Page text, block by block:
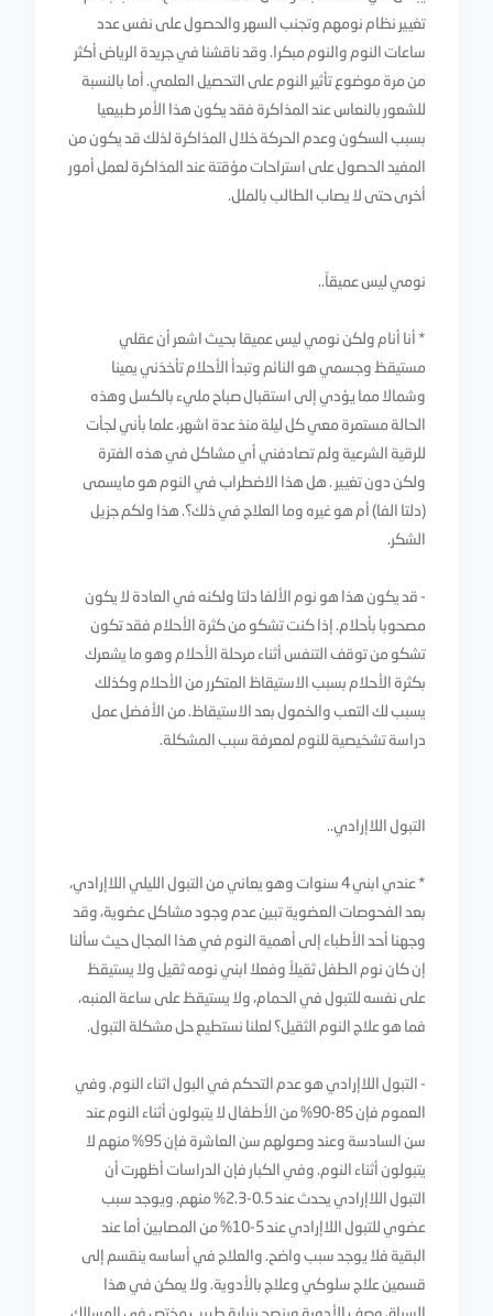
تغيير نظام نومهم وتجنب السهر والحصول على نفس عدد
ساعات النوم والنوم مبكرا. وقد ناقشنا في جريدة الرياض أكثر
من مرة موضوع تأثير النوم على التحصيل العلمي. أما بالنسبة
للشعور بالنعاس عند المذاكرة فقد يكون هذا الأمر طبيعيا
بسبب السكون وعدم الحركة خلال المذاكرة لذلك قد يكون من
المفيد الحصول على استراحات مؤقتة عند المذاكرة لعمل أمور
أخرى حتى لا يصاب الطالب بالملل.
نومي ليس عميقاً..
* أنا أنام ولكن نومي ليس عميقا بحيث اشعر أن عقلي
مستيقظ وجسمي هو النائم وتبدأ الأحلام تأخذني يمينا
وشمالا مما يؤدي إلى استقبال صباح مليء بالكسل وهذه
الحالة مستمرة معي كل ليلة منذ عدة اشهر، علما بأني لجأت
للرقية الشرعية ولم تصادفني أي مشاكل في هذه الفترة
ولكن دون تغيير . هل هذا الاضطراب في النوم هو مايسمى
(دلتا الفا) أم هو غيره وما العلاج في ذلك؟. هذا ولكم جزيل
الشكر.
- قد يكون هذا هو نوم الألفا دلتا ولكنه في العادة لا يكون
مصحوبا بأحلام. إذا كنت تشكو من كثرة الأحلام فقد تكون
تشكو من توقف التنفس أثناء مرحلة الأحلام وهو ما يشعرك
بكثرة الأحلام بسبب الاستيقاظ المتكرر من الأحلام وكذلك
يسبب لك التعب والخمول بعد الاستيقاظ. من الأفضل عمل
دراسة تشخيصية للنوم لمعرفة سبب المشكلة.
التبول اللاإرادي..
* عندي ابني 4 سنوات وهو يعاني من التبول الليلي اللاإرادي،
بعد الفحوصات العضوية تبين عدم وجود مشاكل عضوية، وقد
وجهنا أحد الأطباء إلى أهمية النوم في هذا المجال حيث سألنا
إن كان نوم الطفل ثقيلاً وفعلا ابني نومه ثقيل ولا يستيقظ
على نفسه للتبول في الحمام، ولا يستيقظ على ساعة المنبه،
فما هو علاج النوم الثقيل؟ لعلنا نستطيع حل مشكلة التبول.
- التبول اللاإرادي هو عدم التحكم في البول اثناء النوم. وفي
العموم فإن 85-90% من الأطفال لا يتبولون أثناء النوم عند
سن السادسة وعند وصولهم سن العاشرة فإن 95% منهم لا
يتبولون أثناء النوم. وفي الكبار فإن الدراسات أظهرت أن
التبول اللاإرادي يحدث عند 0.5-2.3% منهم. ويوجد سبب
عضوي للتبول اللاإرادي عند 5-10% من المصابين أما عند
البقية فلا يوجد سبب واضح. والعلاج في أساسه ينقسم إلى
قسمين علاج سلوكي وعلاج بالأدوية. ولا يمكن في هذا